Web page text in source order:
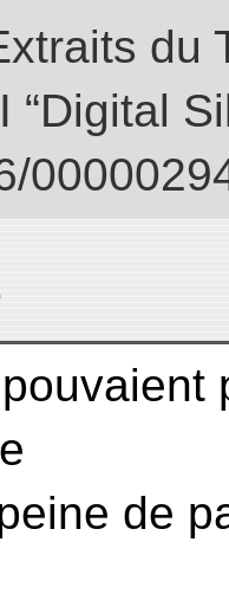
du
“Digital
de